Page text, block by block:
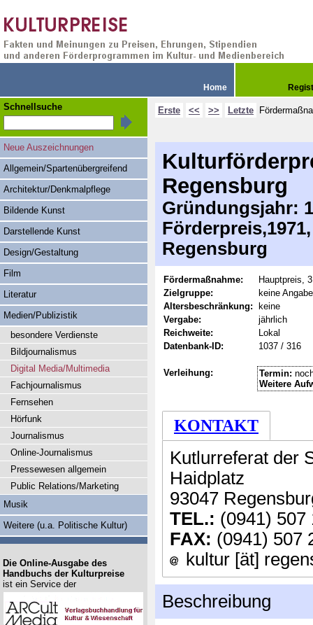
Home
Erste << >> Letzte
Regensburg
Gründungsjahr:
Regensburg
Fördermaßnahme:
Hauptpreis,
Zielgruppe:
keine Angabe
Altersbeschränkung:
keine
Vergabe:
jährlich
Reichweite:
Lokal
Datenbank-ID:
1037 / 316
Verleihung: Termin:
Weitere
KONTAKT
Kutlurreferat der
Haidplatz
93047
TEL.: (0941) 507
FAX: (0941) 507
kultur [ät]
Beschreibung
Schnellsuche
Neue Auszeichnungen
Allgemein/Spartenübergreifend
Architektur/Denkmalpflege
Bildende Kunst
Darstellende Kunst
Design/Gestaltung
Film
Literatur
Medien/Publizistik
besondere Verdienste
Bildjournalismus
Digital Media/Multimedia
Fachjournalismus
Fernsehen
Hörfunk
Journalismus
Online-Journalismus
Pressewesen allgemein
Public Relations/Marketing
Musik
Weitere (u.a. Politische Kultur)
Die Online-Ausgabe des
Handbuchs der Kulturpreise
ist ein Service der